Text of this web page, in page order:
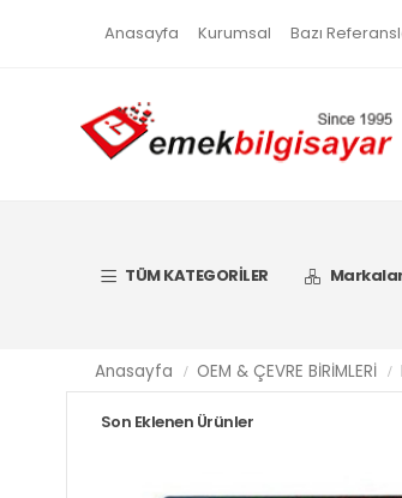
Anasayfa Kurumsal Bazı
TÜM KATEGORİLER
Son Eklenen Ürünler
Anasayfa OEM & ÇEVRE BİRİMLERİ